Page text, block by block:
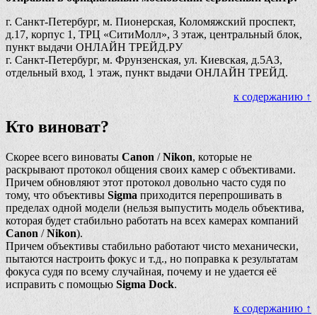
г. Санкт-Петербург, м. Пионерская, Коломяжский проспект,
д.17, корпус 1, ТРЦ «СитиМолл», 3 этаж, центральный блок,
пункт выдачи ОНЛАЙН ТРЕЙД.РУ
г. Санкт-Петербург, м. Фрунзенская, ул. Киевская, д.5АЗ,
отдельный вход, 1 этаж, пункт выдачи ОНЛАЙН ТРЕЙД.
к содержанию ↑
Кто виноват?
Скорее всего виноваты Canon /Nikon, которые не
раскрывают протокол общения своих камер с объективами.
Причем обновляют этот протокол довольно часто судя по
тому, что объективы Sigma приходится перепрошивать в
пределах одной модели (нельзя выпустить модель объектива,
которая будет стабильно работать на всех камерах компаний
Canon /Nikon).
Причем объективы стабильно работают чисто механически,
пытаются настроить фокус и т.д., но поправка к результатам
фокуса судя по всему случайная, почему и не удается её
исправить с помощью Sigma Dock.
к содержанию ↑